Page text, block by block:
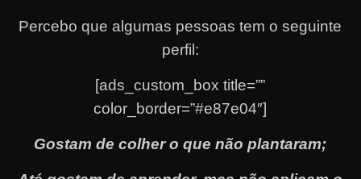
Percebo que algumas pessoas tem o seguinte
perfil:
[ads_custom_box title=””
color_border=”#e87e04″]
Gostam de colher o que não plantaram;